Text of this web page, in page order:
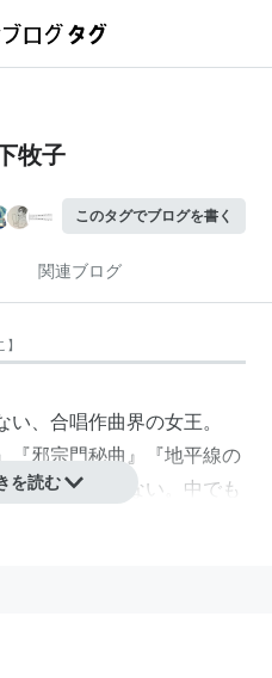
牧子
このタグでブログを書く
関連ブログ
】
、合唱作曲界の女王。
『邪宗門秘曲』『地平線の
は枚挙に暇がない。中でも
を読む